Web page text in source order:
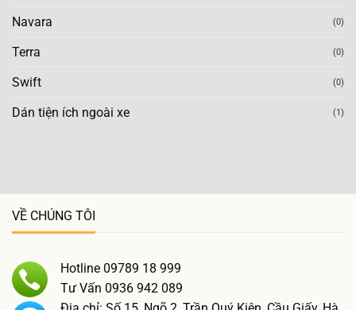
Navara (0)
Terra (0)
Swift (0)
Dán tiện ích ngoài xe (1)
VỀ CHÚNG TÔI
Hotline 09789 18 999
Tư Vấn 0936 942 089